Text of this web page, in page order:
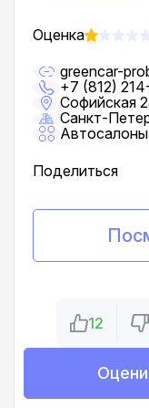
Оценка
greencar-
+7 (812)
Софийская
Санкт-
Автосалоны
Поделиться
12